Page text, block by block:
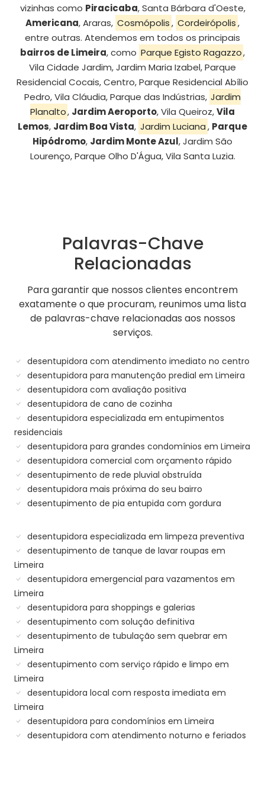
vizinhas como Piracicaba, Santa Bárbara d'Oeste,
Americana, Araras, Cosmópolis, Cordeirópolis,
entre outras. Atendemos em todos os principais
bairros de Limeira, como Parque Egisto Ragazzo,
Vila Cidade Jardim, Jardim Maria Izabel, Parque
Residencial Cocais, Centro, Parque Residencial Abílio
Pedro, Vila Cláudia, Parque das Indústrias, Jardim
Planalto, Jardim Aeroporto, Vila Queiroz,Vila
Lemos, Jardim Boa Vista, Jardim Luciana, Parque
Hipódromo, Jardim Monte Azul, Jardim São
Lourenço, Parque Olho D'Água, Vila Santa Luzia.
Palavras-Chave
Relacionadas
Para garantir que nossos clientes encontrem
exatamente o que procuram, reunimos uma lista
de palavras-chave relacionadas aos nossos
serviços.
desentupidora com atendimento imediato no centro
desentupidora para manutenção predial em Limeira
desentupidora com avaliação positiva
desentupidora de cano de cozinha
desentupidora especializada em entupimentos
residenciais
desentupidora para grandes condomínios em Limeira
desentupidora comercial com orçamento rápido
desentupimento de rede pluvial obstruída
desentupidora mais próxima do seu bairro
desentupimento de pia entupida com gordura
desentupidora especializada em limpeza preventiva
desentupimento de tanque de lavar roupas em
Limeira
desentupidora emergencial para vazamentos em
Limeira
desentupidora para shoppings e galerias
desentupimento com solução definitiva
desentupimento de tubulação sem quebrar em
Limeira
desentupimento com serviço rápido e limpo em
Limeira
desentupidora local com resposta imediata em
Limeira
desentupidora para condomínios em Limeira
desentupidora com atendimento noturno e feriados